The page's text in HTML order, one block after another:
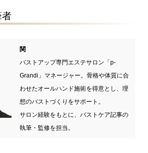
者
関
バストアップ専門エステサロン「p-
Grandi」マネージャー。骨格や体質に合
わせたオールハンド施術を得意とし、理
想のバストづくりをサポート。
サロン経験をもとに、バストケア記事の
執筆・監修を担当。